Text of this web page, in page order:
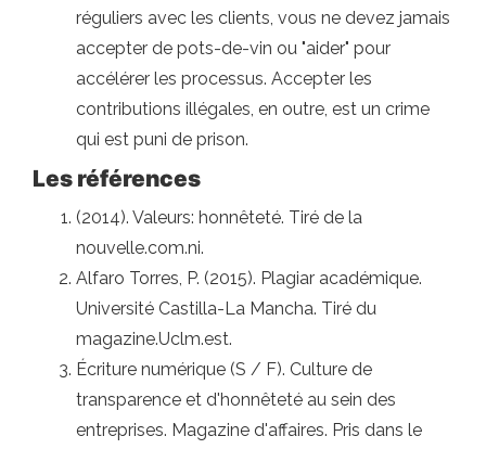
réguliers avec les clients, vous ne devez jamais
accepter de pots-de-vin ou "aider" pour
accélérer les processus. Accepter les
contributions illégales, en outre, est un crime
qui est puni de prison.
Les références
(2014). Valeurs: honnêteté. Tiré de la
nouvelle.com.ni.
Alfaro Torres, P. (2015). Plagiar académique.
Université Castilla-La Mancha. Tiré du
magazine.Uclm.est.
Écriture numérique (S / F). Culture de
transparence et d'honnêteté au sein des
entreprises. Magazine d'affaires. Pris dans le